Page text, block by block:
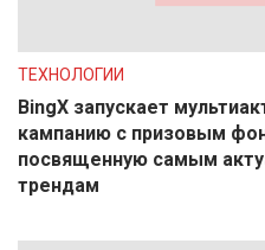
ТЕХНОЛОГИИ
BingX запускает
кампанию с призовым
посвященную самым
трендам